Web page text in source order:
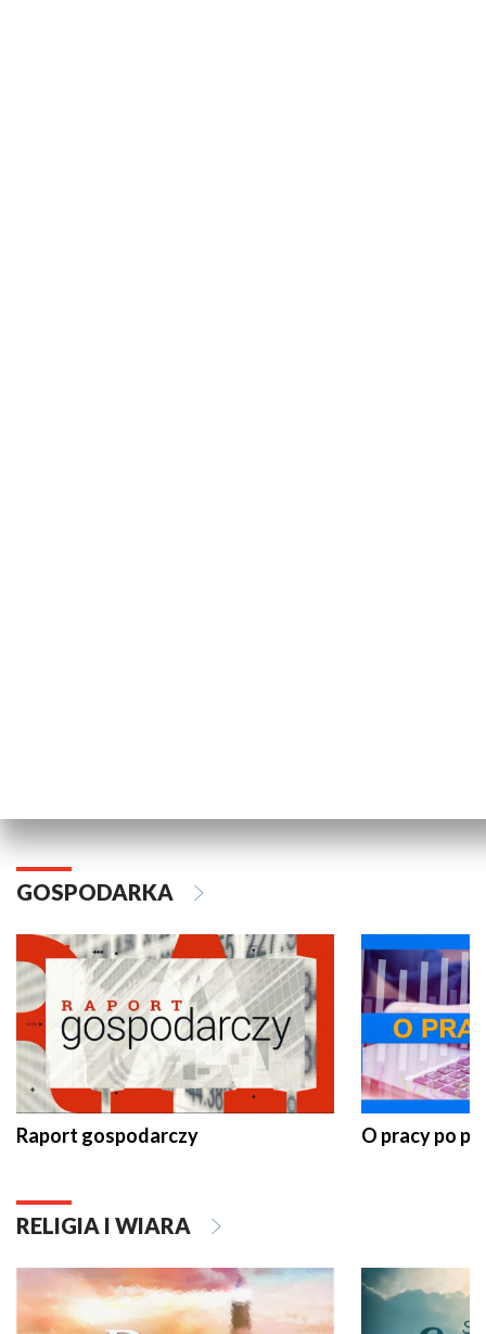
GOSPODARKA
Raport gospodarczy O pracy po
RELIGIA I WIARA